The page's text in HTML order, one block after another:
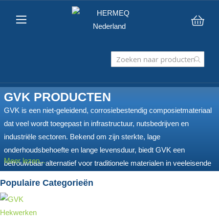
GVK PRODUCTEN
GVK is een niet-geleidend, corrosiebestendig composietmateriaal
dat veel wordt toegepast in infrastructuur, nutsbedrijven en
industriële sectoren. Bekend om zijn sterkte, lage
onderhoudsbehoefte en lange levensduur, biedt GVK een
betrouwbaar alternatief voor traditionele materialen in veeleisende
producten, waaronder leuningen, hekwerken, loopbruggen,
afdekkingen, borden en beschoeiingssystemen.
Meer lezen...
Populaire Categorieën